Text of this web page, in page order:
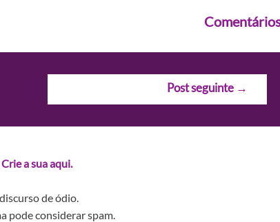
Post seguinte →
Crie a sua aqui.
de ódio.
pode considerar spam.